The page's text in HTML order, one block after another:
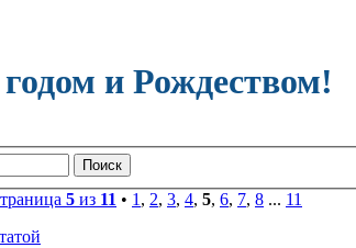
и Рождеством!
5 из 11 • 1 , 2, 3, 4, 5, 6, 7, 8 ... 11